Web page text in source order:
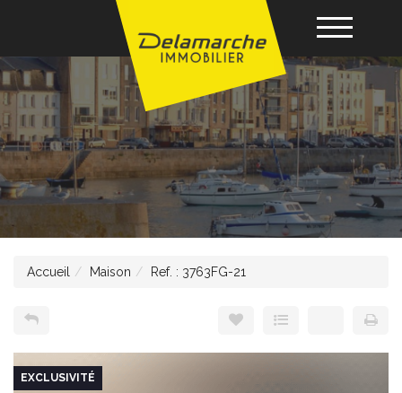
Acheter
Louer
Vendre
Gérance
Nos agences
Accueil Maison Ref. : 3763FG-21
EXCLUSIVITÉ